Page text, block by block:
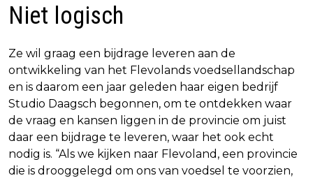
Niet logisch
Ze wil graag een bijdrage leveren aan de
ontwikkeling van het Flevolands voedsellandschap
en is daarom een jaar geleden haar eigen bedrijf
Studio Daagsch begonnen, om te ontdekken waar
de vraag en kansen liggen in de provincie om juist
daar een bijdrage te leveren, waar het ook echt
nodig is. “Als we kijken naar Flevoland, een provincie
die is drooggelegd om ons van voedsel te voorzien,